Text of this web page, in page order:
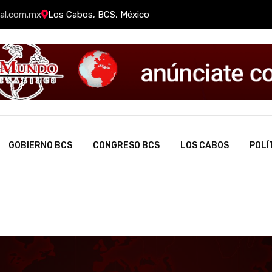
Los Cabos, BCS, México
GOBIERNO BCS CONGRESO BCS LOS CABOS